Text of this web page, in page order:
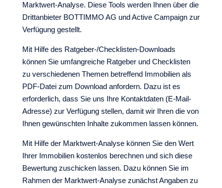
Marktwert-Analyse. Diese Tools werden Ihnen über die
Drittanbieter BOTTIMMO AG und Active Campaign zur
Verfügung gestellt.
Mit Hilfe des Ratgeber-/Checklisten-Downloads
können Sie umfangreiche Ratgeber und Checklisten
zu verschiedenen Themen betreffend Immobilien als
PDF-Datei zum Download anfordern. Dazu ist es
erforderlich, dass Sie uns Ihre Kontaktdaten (E-Mail-
Adresse) zur Verfügung stellen, damit wir Ihren die von
Ihnen gewünschten Inhalte zukommen lassen können.
Mit Hilfe der Marktwert-Analyse können Sie den Wert
Ihrer Immobilien kostenlos berechnen und sich diese
Bewertung zuschicken lassen. Dazu können Sie im
Rahmen der Marktwert-Analyse zunächst Angaben zu